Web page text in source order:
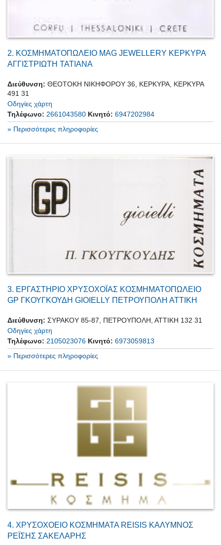
2. ΚΟΣΜΗΜΑΤΟΠΩΛΕΙΟ MAG JEWELLERY ΚΕΡΚΥΡΑ
ΑΓΓΙΣΤΡΙΩΤΗ ΤΑΤΙΑΝΑ
Διεύθυνση: ΘΕΟΤΟΚΗ ΝΙΚΗΦΟΡΟΥ 36, ΚΕΡΚΥΡΑ, ΚΕΡΚΥΡΑ
491 31
Οδηγίες χάρτη
Τηλέφωνο: 2661043580 Κινητό: 6947202984
» Περισσότερες πληροφορίες
3. ΕΡΓΑΣΤΗΡΙΟ ΧΡΥΣΟΧΟΪΑΣ ΚΟΣΜΗΜΑΤΟΠΩΛΕΙΟ
GP ΓΚΟΥΓΚΟΥΔΗ GIOIELLY ΠΕΤΡΟΥΠΟΛΗ ΑΤΤΙΚΗ
Διεύθυνση: ΣΥΡΑΚΟΥ 85-87, ΠΕΤΡΟΥΠΟΛΗ, ΑΤΤΙΚΗ 132 31
Οδηγίες χάρτη
Τηλέφωνο: 2105023076 Κινητό: 6973059813
» Περισσότερες πληροφορίες
4. ΧΡΥΣΟΧΟΕΙΟ ΚΟΣΜΗΜΑΤΑ REISIS ΚΑΛΥΜΝΟΣ
ΡΕΪΣΗΣ ΣΑΚΕΛΑΡΗΣ